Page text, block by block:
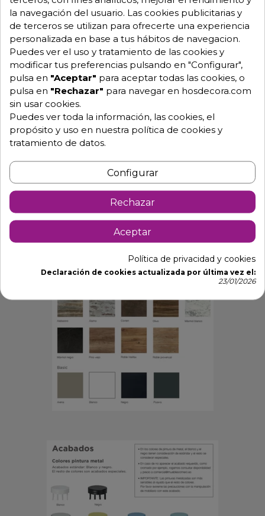
Artana
Tubo acerado y base de hierro fundido.
También se pueden servir tableros de madera,
Werzalit y melamina, consultar.
Dimensiones tablero a elegir entre:
Redonda de 60 cm.
Redonda de 70 cm.
Altura de la mesa 110 cm
De interior.
**Necesita montaje.
Para más información no dude en ponerse en
contacto con nosotros y le resolveremos todas las
396
la navegación del usuario. Las cookies publicitarias y
de terceros se utilizan para ofrecerte una experiencia
personalizada en base a tus hábitos de navegacion.
Puedes ver el uso y tratamiento de las cookies y
modificar tus preferencias pulsando en "Configurar",
pulsa en "Aceptar" para aceptar todas las cookies, o
pulsa en "Rechazar" para navegar en hosdecora.com
sin usar cookies.
Puedes ver toda la información, las cookies, el
propósito y uso en nuestra política de cookies y
tratamiento de datos.
Configurar
Rechazar
Aceptar
Política de privacidad y cookies
Declaración de cookies actualizada por última vez el:
23/01/2026